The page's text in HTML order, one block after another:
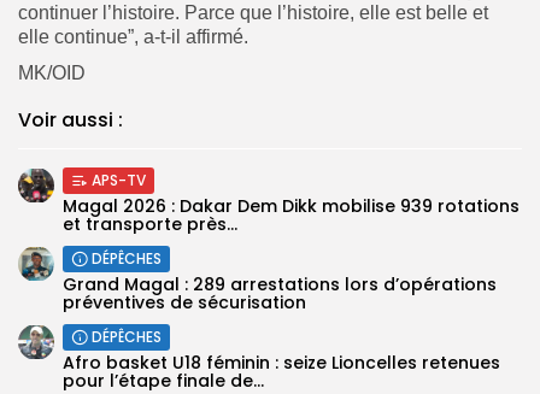
continuer l’histoire. Parce que l’histoire, elle est belle et
elle continue”, a-t-il affirmé.
MK/OID
Voir aussi :
APS-TV
Magal 2026 : Dakar Dem Dikk mobilise 939 rotations
et transporte près...
DÉPÊCHES
Grand Magal : 289 arrestations lors d’opérations
préventives de sécurisation
DÉPÊCHES
‎Afro basket U18 féminin : seize Lioncelles retenues
pour l’étape finale de...